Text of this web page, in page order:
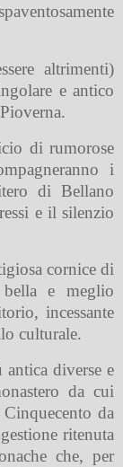
altrimenti)
e antico
di rumorose
i
di Bellano
e il silenzio
cornice di
e meglio
incessante
culturale.
diverse e
da cui
da
ritenuta
che, per